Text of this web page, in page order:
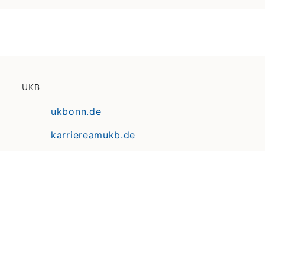
UKB
ukbonn.de
karriereamukb.de